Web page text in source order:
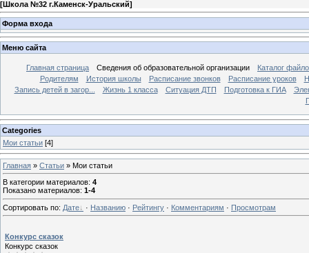
[Школа №32 г.Каменск-Уральский]
Форма входа
Меню сайта
Главная страница Сведения об образовательной организации
Каталог
Родителям
История школы Расписание звонков Расписание уроков
Запись детей в загор...
Жизнь 1 класса Ситуация ДТП Подготовка к ГИА
Categories
Мои статьи [4]
Главная » Статьи » Мои статьи
В категории материалов: 4
Показано материалов: 1-4
Сортировать по: Дате · Названию · Рейтингу · Комментариям · Просмотрам
Конкурс сказок
Конкурс сказок